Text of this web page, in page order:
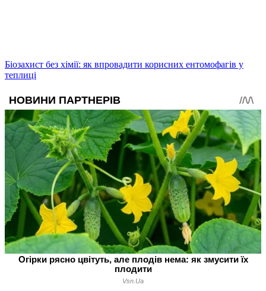
Біозахист без хімії: як впровадити корисних ентомофагів у
теплиці